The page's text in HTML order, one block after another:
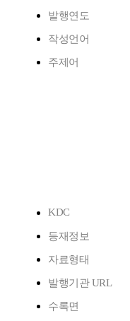
발행연도
작성언어
주제어
KDC
등재정보
자료형태
발행기관 URL
수록면